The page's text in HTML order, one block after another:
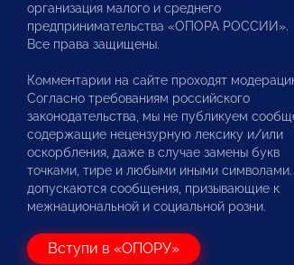
организация малого и среднего
предпринимательства «ОПОРА РОССИИ».
Все права защищены.
Комментарии на сайте проходят
Согласно требованиям российского
законодательства, мы не публикуем
содержащие нецензурную лексику и/или
оскорбления, даже в случае замены букв
точками, тире и любыми иными
допускаются сообщения, призывающие к
межнациональной и социальной розни.
Вступи в «ОПОРУ»